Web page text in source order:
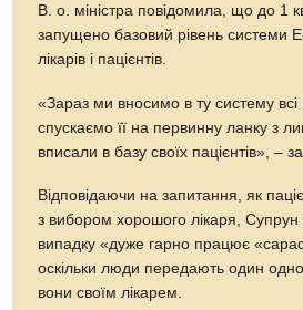
В. о. міністра повідомила, що до 1
запущено базовий рівень системи
лікарів і пацієнтів.
«Зараз ми вносимо в ту систему всі
спускаємо її на первинну ланку з
вписали в базу своїх пацієнтів», –
Відповідаючи на запитання, як
з вибором хорошого лікаря,
випадку «дуже гарно працює
оскільки люди передають один
вони своїм лікарем.